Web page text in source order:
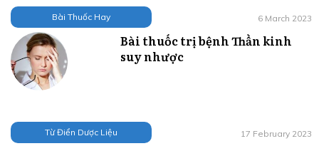
Bài Thuốc Hay 6 March 2023
Bài thuốc trị bệnh Thần kinh
suy nhược
Từ Điển Dược Liệu 17 February 2023